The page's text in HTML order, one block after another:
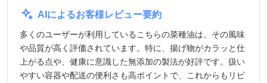
AIによるお客様レビュー要約
多くのユーザーが利用しているこちらの菜種油は、その風味
や品質が高く評価されています。特に、揚げ物がカラッと仕
上がる点や、健康に意識した無添加の製法が好評です。扱い
やすい容器や配送の便利さも高ポイントで、これからもリピ